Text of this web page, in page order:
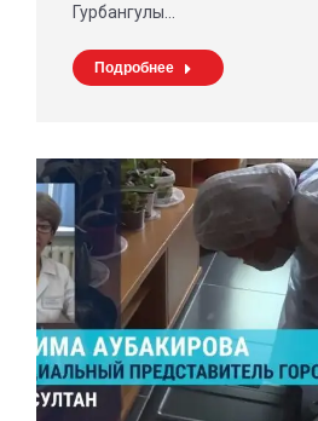
Гурбангулы…
Подробнее